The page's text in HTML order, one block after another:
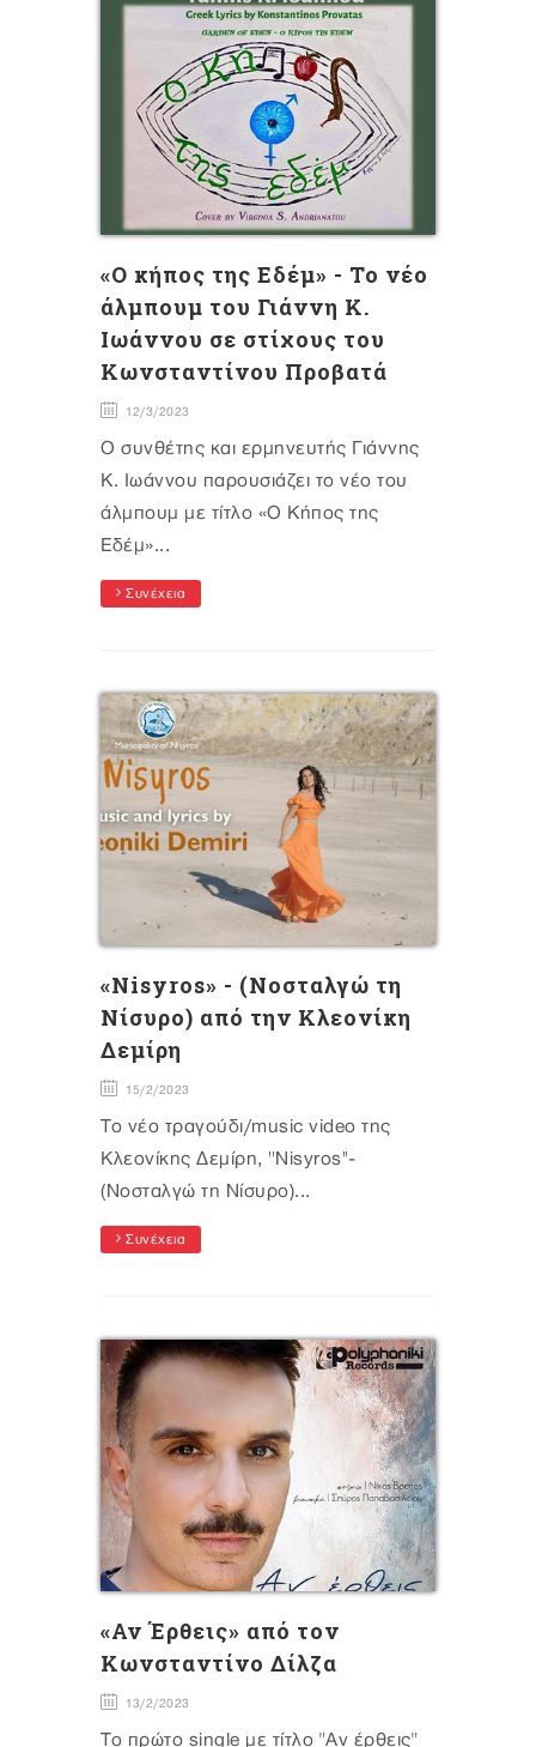
«Ο κήπος της Εδέμ» - Το νέο
άλμπουμ του Γιάννη Κ.
Ιωάννου σε στίχους του
Κωνσταντίνου Προβατά
12/3/2023
Ο συνθέτης και ερμηνευτής Γιάννης
Κ. Ιωάννου παρουσιάζει το νέο του
άλμπουμ με τίτλο «Ο Κήπος της
Εδέμ»...
Συνέχεια
«Νisyros» - (Νοσταλγώ τη
Νίσυρο) από την Κλεονίκη
Δεμίρη
15/2/2023
Το νέο τραγούδι/music video της
Κλεονίκης Δεμίρη, ''Νisyros''-
(Νοσταλγώ τη Νίσυρο)...
Συνέχεια
«Αν Έρθεις» από τον
Κωνσταντίνο Δίλζα
13/2/2023
Το πρώτο single με τίτλο "Αν έρθεις"